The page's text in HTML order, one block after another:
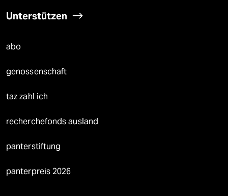
Unterstützen
abo
genossenschaft
taz zahl ich
recherchefonds ausland
panterstiftung
panterpreis 2026